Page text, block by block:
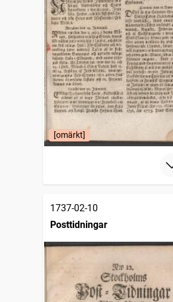
[omärkt]
1737-02-10
Posttidningar